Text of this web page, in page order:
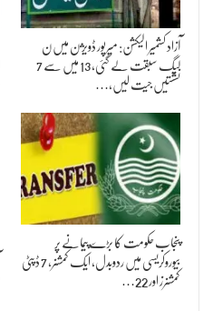
آزاد کشمیر الیکشن: میرپور ڈویژن میں ن
لیگ سبقت لے گئی، 13 میں سے 7
نشستیں جیت لیں،…
پنجاب حکومت کا بڑے پیمانے پر
بیوروکریسی میں ردوبدل، ایک کمشنر، 7 ڈپٹی
کمشنرز اور 22…